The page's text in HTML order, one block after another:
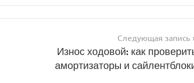
Следующая запись
Износ ходовой: как
амортизаторы и